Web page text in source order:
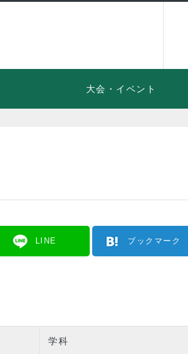
大会・イベント
LINE ブックマーク
学科